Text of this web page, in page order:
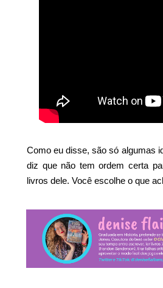
Como eu disse, são só algumas
diz que não tem ordem certa
livros dele. Você escolhe o que